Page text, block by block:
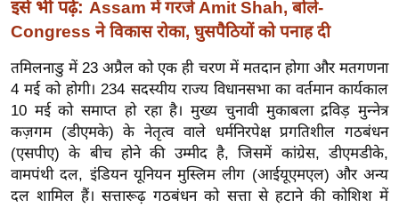
इं
डि
या
सा
हि
त्य
ज
ग
त
इसे भी पढ़ें: Assam में गरजे Amit Shah, बोले-
Congress ने विकास रोका, घुसपैठियों को पनाह दी
तमिलनाडु में 23 अप्रैल को एक ही चरण में मतदान होगा और मतगणना
4 मई को होगी। 234 सदस्यीय राज्य विधानसभा का वर्तमान कार्यकाल
10 मई को समाप्त हो रहा है। मुख्य चुनावी मुकाबला द्रविड़ मुन्नेत्र
कज़गम (डीएमके) के नेतृत्व वाले धर्मनिरपेक्ष प्रगतिशील गठबंधन
(एसपीए) के बीच होने की उम्मीद है, जिसमें कांग्रेस, डीएमडीके,
वामपंथी दल, इंडियन यूनियन मुस्लिम लीग (आईयूएमएल) और अन्य
दल शामिल हैं। सत्तारूढ़ गठबंधन को सत्ता से हटाने की कोशिश में